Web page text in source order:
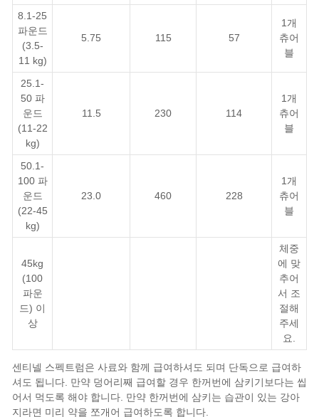
8.1-25
파운드
(3.5-
11 kg)
5.75 115 57
1개
츄어
블
25.1-
50 파
운드
(11-22
kg)
11.5 230 114
1개
츄어
블
50.1-
100 파
운드
(22-45
kg)
23.0 460 228
1개
츄어
블
45kg
(100
파운
드) 이
상
체중
에 맞
추어
서 조
절해
주세
요.
센티넬 스펙트럼은 사료와 함께 급여하셔도 되며 단독으로 급여하
셔도 됩니다. 만약 덩어리째 급여할 경우 한꺼번에 삼키기보다는 씹
어서 먹도록 해야 합니다. 만약 한꺼번에 삼키는 습관이 있는 강아
지라면 미리 약을 쪼개어 급여하도록 합니다.